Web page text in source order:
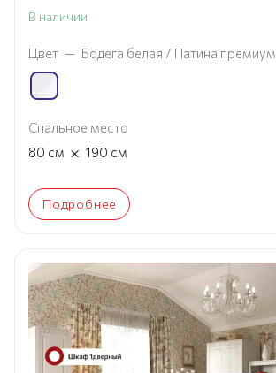
В наличии
Цвет — Бодега белая / Патина премиум
Спальное место
80 см × 190 см
Подробнее